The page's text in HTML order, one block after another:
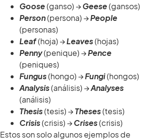
Goose(ganso) →Geese(gansos)
Person(persona) →People
(personas)
Leaf(hoja) →Leaves(hojas)
Penny(penique)→Pence
(peniques)
Fungus(hongo)→Fungi(hongos)
Analysis(análisis) →Analyses
(análisis)
Thesis(tesis) →Theses(tesis)
Crisis(crisis) →Crises(crisis)
Estos son solo algunos ejemplos de